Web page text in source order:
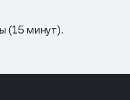
(15 минут).